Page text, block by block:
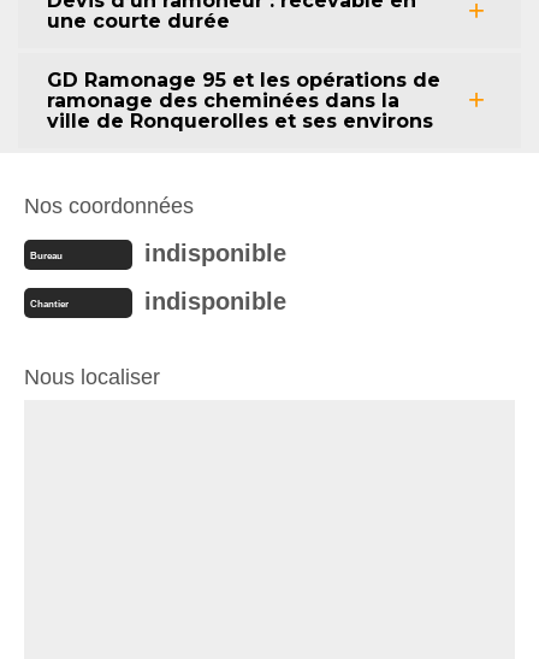
une courte durée
GD Ramonage 95 et les opérations de
ramonage des cheminées dans la
ville de Ronquerolles et ses environs
Nos coordonnées
Bureau indisponible
Chantier indisponible
Nous localiser